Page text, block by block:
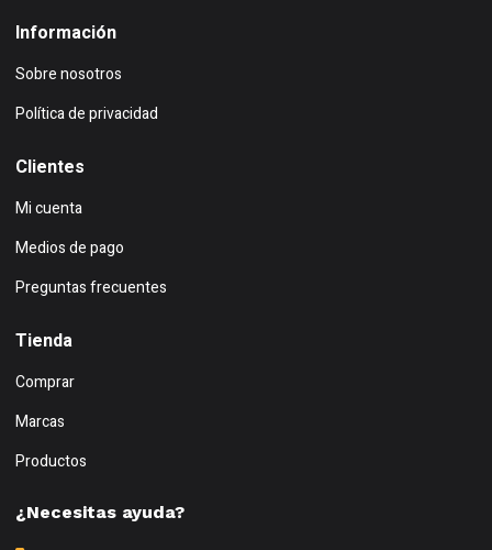
Información
Sobre nosotros
Política de privacidad
Clientes
Mi cuenta
Medios de pago
Preguntas frecuentes
Tienda
Comprar
Marcas
Productos
¿Necesitas ayuda?